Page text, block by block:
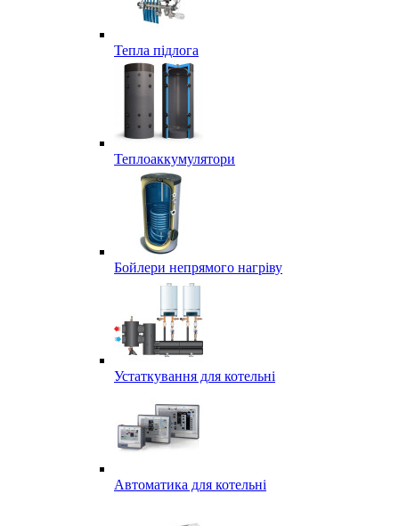
Тепла підлога
Теплоаккумулятори
Бойлери непрямого нагріву
Устаткування для котельні
Автоматика для котельні